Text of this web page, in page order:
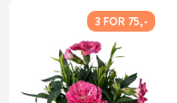
3 FOR 75,-